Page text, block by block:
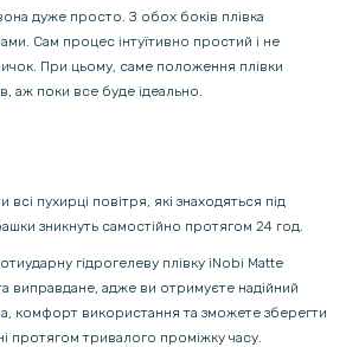
дуже просто. З обох боків плівка
Сам процес інтуїтивно простий і не
При цьому, саме положення плівки
аж поки все буде ідеально.
всі пухирці повітря, які знаходяться під
зникнуть самостійно протягом 24 год.
гідрогелеву плівку iNobi Matte
виправдане, адже ви отримуєте надійний
комфорт використання та зможете зберегти
протягом тривалого проміжку часу.